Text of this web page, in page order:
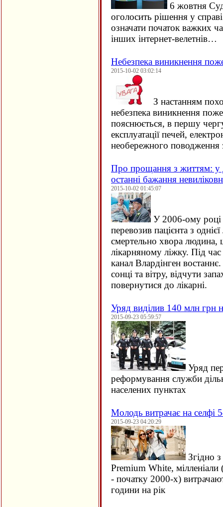
6 жовтня
оголосить рішення у
означати початок важких
інших інтернет-велетнів…
Небезпека виникнення
2015-10-02 03:02:14
З настанням
небезпека виникнення
пояснюється, в першу
експлуатації печей,
необережного поводження
Про прощання з життям: у
останні бажання
2015-10-02 01:45:07
У 2006-ому році
перевозив пацієнта з
смертельно хвора людина,
лікарняному ліжку. Під
канал Влардінген
сонці та вітру, відчути
повернутися до лікарні.
Уряд виділив 140 млн грн
2015-09-23 05:59:57
Уряд
реформування служби
населених пунктах
Молодь витрачає на селфі
2015-09-23 04:20:29
Згідно
Premium White,
- початку 2000-х)
години на рік